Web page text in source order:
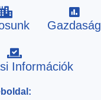
Gazdaság
Információk